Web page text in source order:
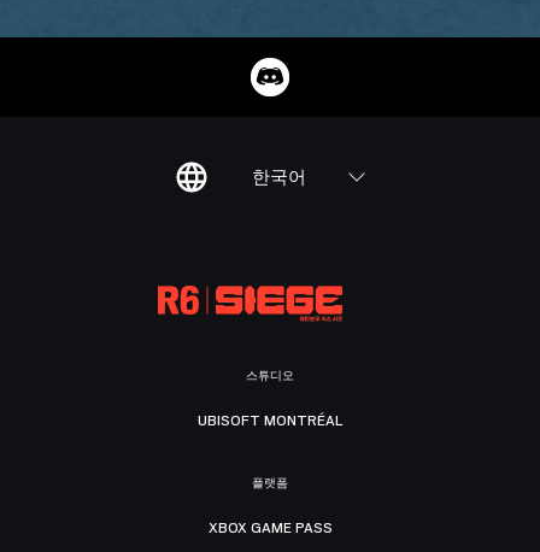
한국어
스튜디오
UBISOFT MONTRÉAL
플랫폼
XBOX GAME PASS